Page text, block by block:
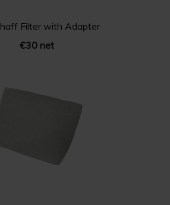
Filter with Adapter
€30 net